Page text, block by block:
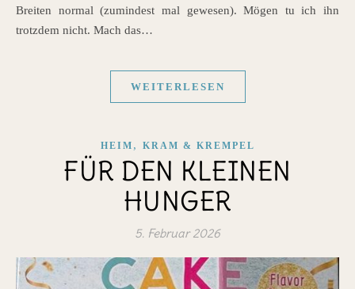
Breiten normal (zumindest mal gewesen). Mögen tu ich ihn
trotzdem nicht. Mach das…
WEITERLESEN
HEIM , KRAM & KREMPEL
FÜR DEN KLEINEN
HUNGER
5. Februar 2026